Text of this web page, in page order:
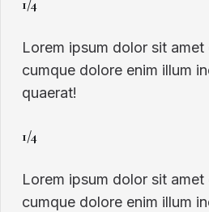
1/4
Lorem ipsum dolor sit
cumque dolore enim illum
quaerat!
1/4
Lorem ipsum dolor sit
cumque dolore enim illum